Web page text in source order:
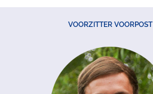
VOORZITTER VOORPOST